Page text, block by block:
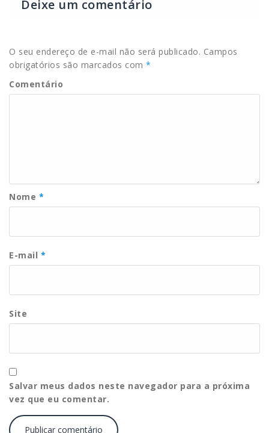
Deixe um comentário
O seu endereço de e-mail não será publicado. Campos
obrigatórios são marcados com *
Comentário
Nome *
E-mail *
Site
Salvar meus dados neste navegador para a próxima
vez que eu comentar.